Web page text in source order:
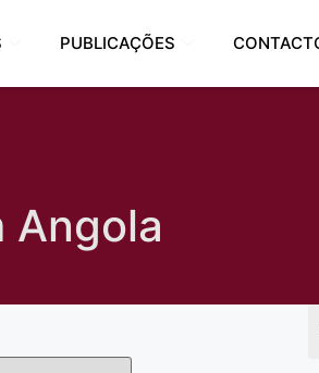
PUBLICAÇÕES
Angola